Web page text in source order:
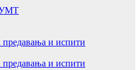
предавањa и испити
предавањa и испити